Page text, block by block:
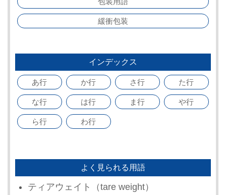
緩衝包装
インデックス
あ行 か行 さ行 た行
な行 は行 ま行 や行
ら行 わ行
よく見られる用語
ティアウェイト（tare weight）